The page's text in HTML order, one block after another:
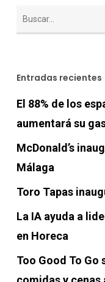
Entradas recientes
El 88% de los
aumentará su
McDonald’s
Málaga
Toro Tapas
La IA ayuda a
en Horeca
Too Good To Go